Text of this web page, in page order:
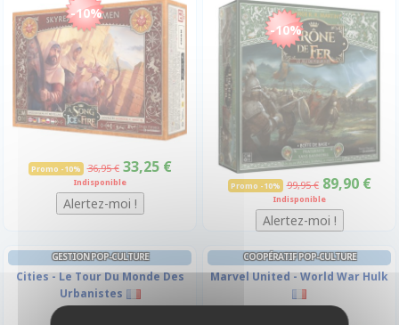
-10%
Promo -10% 36,95 € 33,25 €
Indisponible
-10%
Promo -10% 99,95 € 89,90 €
Indisponible
GESTION POP-CULTURE
Cities - Le Tour Du Monde Des
Urbanistes
COOPÉRATIF POP-CULTURE
Marvel United - World War Hulk